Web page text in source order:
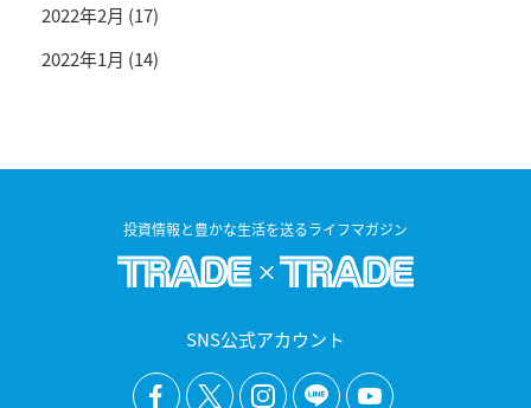
2022年2月 (17)
2022年1月 (14)
投資情報と豊かな生活を送るライフマガジン
SNS公式アカウント